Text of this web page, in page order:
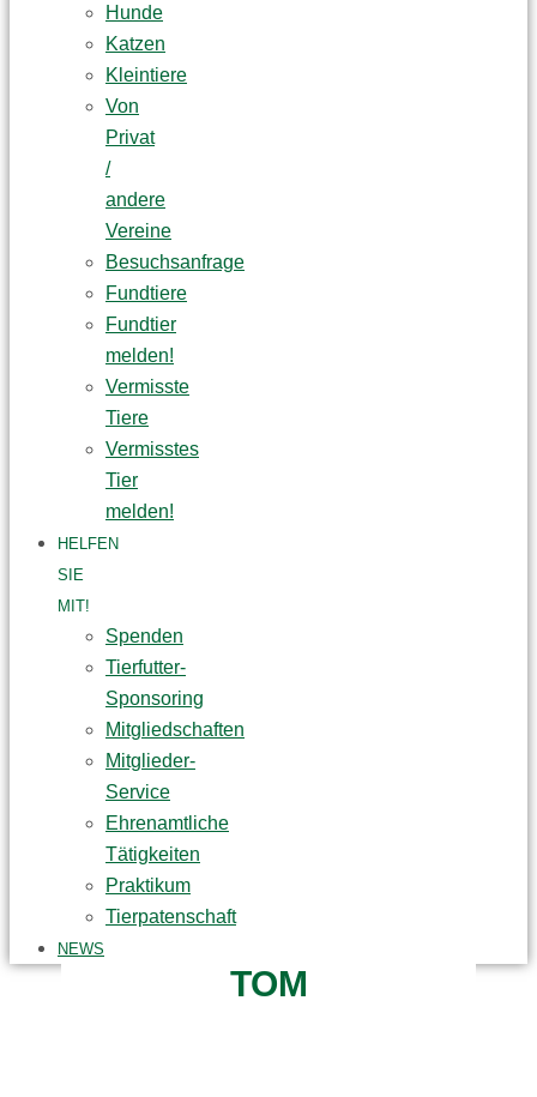
Hunde
Katzen
Kleintiere
Von
Privat
/
andere
Vereine
Besuchsanfrage
Fundtiere
Fundtier
melden!
Vermisste
Tiere
Vermisstes
Tier
melden!
HELFEN
SIE
MIT!
Spenden
Tierfutter-
Sponsoring
Mitgliedschaften
Mitglieder-
Service
Ehrenamtliche
Tätigkeiten
Praktikum
Tierpatenschaft
NEWS
TOM